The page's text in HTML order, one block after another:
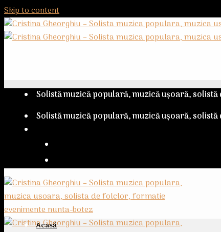
Skip to content
Solistă muzică populară, muzică ușoară,
Solistă muzică populară, muzică ușoară,
Acasă